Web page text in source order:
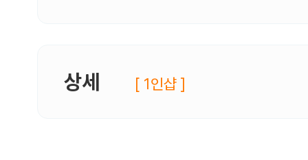
상세 [ 1인샵 ]